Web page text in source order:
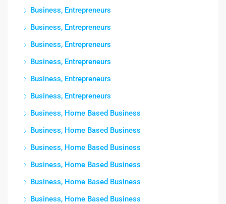
Business, Entrepreneurs
Business, Entrepreneurs
Business, Entrepreneurs
Business, Entrepreneurs
Business, Entrepreneurs
Business, Entrepreneurs
Business, Home Based Business
Business, Home Based Business
Business, Home Based Business
Business, Home Based Business
Business, Home Based Business
Business, Home Based Business